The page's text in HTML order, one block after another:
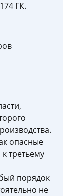
ГК.
опасные
третьему
порядок
не